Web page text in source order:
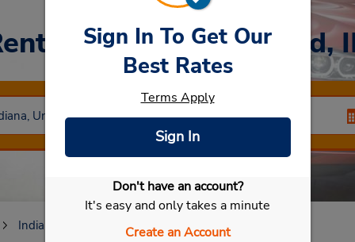
a Car at Greenwood,
Selecionar meu carro
Sign In To Get Our
Best Rates
Terms Apply
Sign In
Don't have an account?
It's easy and only takes a minute
Create an Account
Indiana Greenwood Greenwood, IN